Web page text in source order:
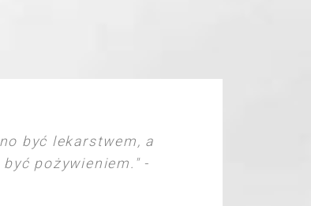
być lekarstwem, a
pożywieniem." -